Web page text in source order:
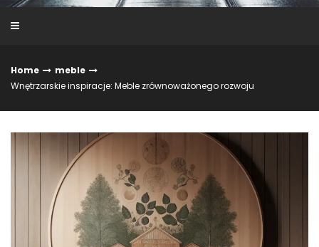
Home
meble
Wnętrzarskie inspiracje: Meble zrównoważonego rozwoju